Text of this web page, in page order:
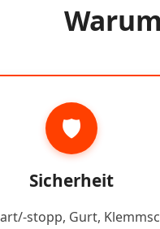
🛡️
Sicherheit
stopp, Gurt,